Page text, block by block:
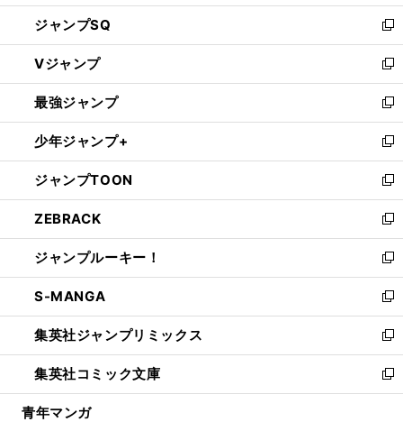
し
い
ウ
ィ
ン
ド
ウ
で
開
く
ジャンプSQ
新
し
い
ウ
ィ
ン
ド
ウ
で
開
く
Vジャンプ
新
し
い
ウ
ィ
ン
ド
ウ
で
開
く
最強ジャンプ
新
し
い
ウ
ィ
ン
ド
ウ
で
開
く
少年ジャンプ+
新
し
い
ウ
ィ
ン
ド
ウ
で
開
く
ジャンプTOON
新
し
い
ウ
ィ
ン
ド
ウ
で
開
く
ZEBRACK
新
し
い
ウ
ィ
ン
ド
ウ
で
開
ジャンプルーキー！
新
し
い
ウ
ィ
ン
ド
ウ
S-MANGA
新
し
い
ウ
ィ
ン
集英社ジャンプリミックス
新
し
い
ウ
集英社コミック文庫
新
し
青年マンガ